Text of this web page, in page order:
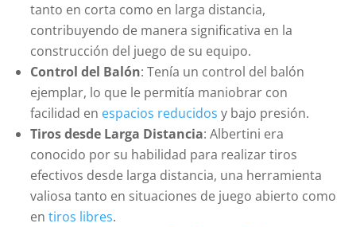
tanto en corta como en larga distancia,
contribuyendo de manera significativa en la
construcción del juego de su equipo.
Control del Balón: Tenía un control del balón
ejemplar, lo que le permitía maniobrar con
facilidad en espacios reducidos y bajo presión.
Tiros desde Larga Distancia: Albertini era
conocido por su habilidad para realizar tiros
efectivos desde larga distancia, una herramienta
valiosa tanto en situaciones de juego abierto como
entiros libres.